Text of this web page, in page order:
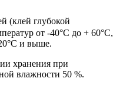
(клей глубокой
от -40°C до + 60°C,
и выше.
хранения при
влажности 50 %.